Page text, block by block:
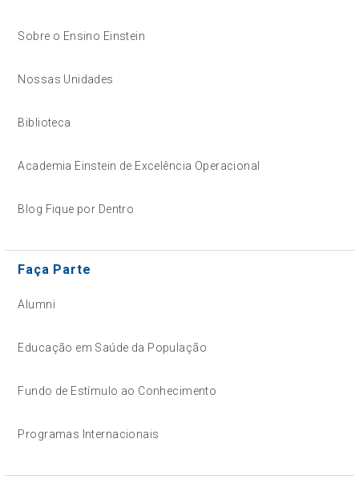
Sobre o Ensino Einstein
Nossas Unidades
Biblioteca
Academia Einstein de Excelência Operacional
Blog Fique por Dentro
Faça Parte
Alumni
Educação em Saúde da População
Fundo de Estímulo ao Conhecimento
Programas Internacionais